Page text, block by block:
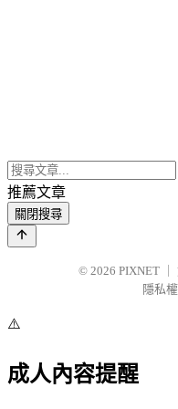
推薦文章
關閉搜尋
© 2026 PIXNET
隱私
⚠️
成人內容提醒